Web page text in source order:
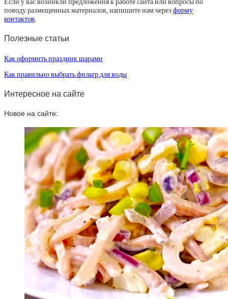
Если у вас возникли предложения к работе сайта или вопросы по
поводу размещенных материалов, напишите нам через форму
контактов.
Полезные статьи
Как оформить праздник шарами
Как правильно выбрать фильтр для воды
Интересное на сайте
Новое на сайте: